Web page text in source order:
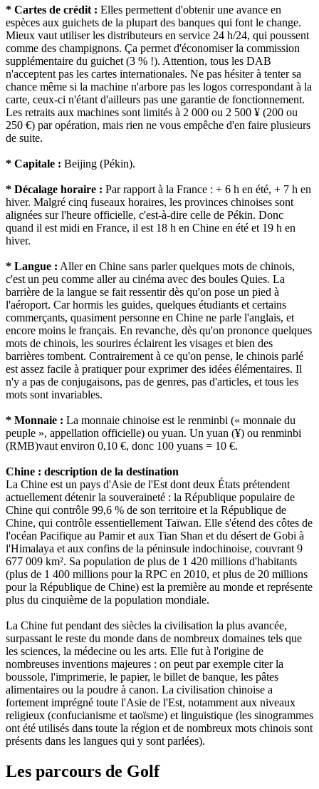
* Cartes de crédit : Elles permettent d'obtenir une avance en
espèces aux guichets de la plupart des banques qui font le change.
Mieux vaut utiliser les distributeurs en service 24 h/24, qui poussent
comme des champignons. Ça permet d'économiser la commission
supplémentaire du guichet (3 % !). Attention, tous les DAB
n'acceptent pas les cartes internationales. Ne pas hésiter à tenter sa
chance même si la machine n'arbore pas les logos correspondant à la
carte, ceux-ci n'étant d'ailleurs pas une garantie de fonctionnement.
Les retraits aux machines sont limités à 2 000 ou 2 500 ¥ (200 ou
250 €) par opération, mais rien ne vous empêche d'en faire plusieurs
de suite.
* Capitale : Beijing (Pékin).
* Décalage horaire : Par rapport à la France : + 6 h en été, + 7 h en
hiver. Malgré cinq fuseaux horaires, les provinces chinoises sont
alignées sur l'heure officielle, c'est-à-dire celle de Pékin. Donc
quand il est midi en France, il est 18 h en Chine en été et 19 h en
hiver.
* Langue : Aller en Chine sans parler quelques mots de chinois,
c'est un peu comme aller au cinéma avec des boules Quies. La
barrière de la langue se fait ressentir dès qu'on pose un pied à
l'aéroport. Car hormis les guides, quelques étudiants et certains
commerçants, quasiment personne en Chine ne parle l'anglais, et
encore moins le français. En revanche, dès qu'on prononce quelques
mots de chinois, les sourires éclairent les visages et bien des
barrières tombent. Contrairement à ce qu'on pense, le chinois parlé
est assez facile à pratiquer pour exprimer des idées élémentaires. Il
n'y a pas de conjugaisons, pas de genres, pas d'articles, et tous les
mots sont invariables.
* Monnaie : La monnaie chinoise est le renminbi (« monnaie du
peuple », appellation officielle) ou yuan. Un yuan (¥) ou renminbi
(RMB)vaut environ 0,10 €, donc 100 yuans = 10 €.
Chine : description de la destination
La Chine est un pays d'Asie de l'Est dont deux États prétendent
actuellement détenir la souveraineté : la République populaire de
Chine qui contrôle 99,6 % de son territoire et la République de
Chine, qui contrôle essentiellement Taïwan. Elle s'étend des côtes de
l'océan Pacifique au Pamir et aux Tian Shan et du désert de Gobi à
l'Himalaya et aux confins de la péninsule indochinoise, couvrant 9
677 009 km². Sa population de plus de 1 420 millions d'habitants
(plus de 1 400 millions pour la RPC en 2010, et plus de 20 millions
pour la République de Chine) est la première au monde et représente
plus du cinquième de la population mondiale.
La Chine fut pendant des siècles la civilisation la plus avancée,
surpassant le reste du monde dans de nombreux domaines tels que
les sciences, la médecine ou les arts. Elle fut à l'origine de
nombreuses inventions majeures : on peut par exemple citer la
boussole, l'imprimerie, le papier, le billet de banque, les pâtes
alimentaires ou la poudre à canon. La civilisation chinoise a
fortement imprégné toute l'Asie de l'Est, notamment aux niveaux
religieux (confucianisme et taoïsme) et linguistique (les sinogrammes
ont été utilisés dans toute la région et de nombreux mots chinois sont
présents dans les langues qui y sont parlées).
Les parcours de Golf